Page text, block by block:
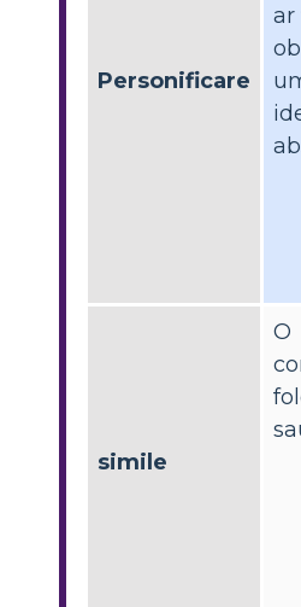
Personificare
ar
simile
O